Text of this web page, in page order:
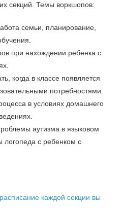
секций. Темы воркшопов:
семьи, планирование,
при нахождении ребенка с
когда в классе появляется
потребностями.
в условиях домашнего
аутизма в языковом
логопеда с ребенком с
каждой секции вы